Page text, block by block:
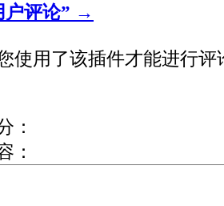
户评论” →
使用了该插件才能进行评
：
：